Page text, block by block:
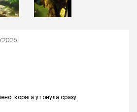
2025
коряга утонула сразу.